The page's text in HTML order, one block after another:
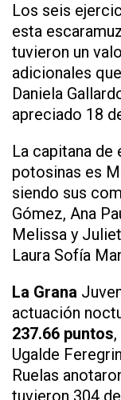
Los seis
esta
tuvieron un
adicionales
Daniela
apreciado 18
La capitana
potosinas es
siendo sus
Gómez, Ana
Melissa y
Laura Sofía
La Grana
actuación
237.66 puntos
Ugalde
Ruelas
tuvieron 304